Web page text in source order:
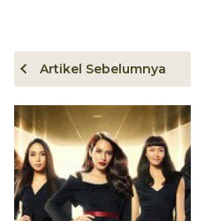
Artikel Sebelumnya